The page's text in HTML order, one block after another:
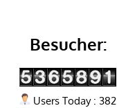
Besucher:
Users Today : 382